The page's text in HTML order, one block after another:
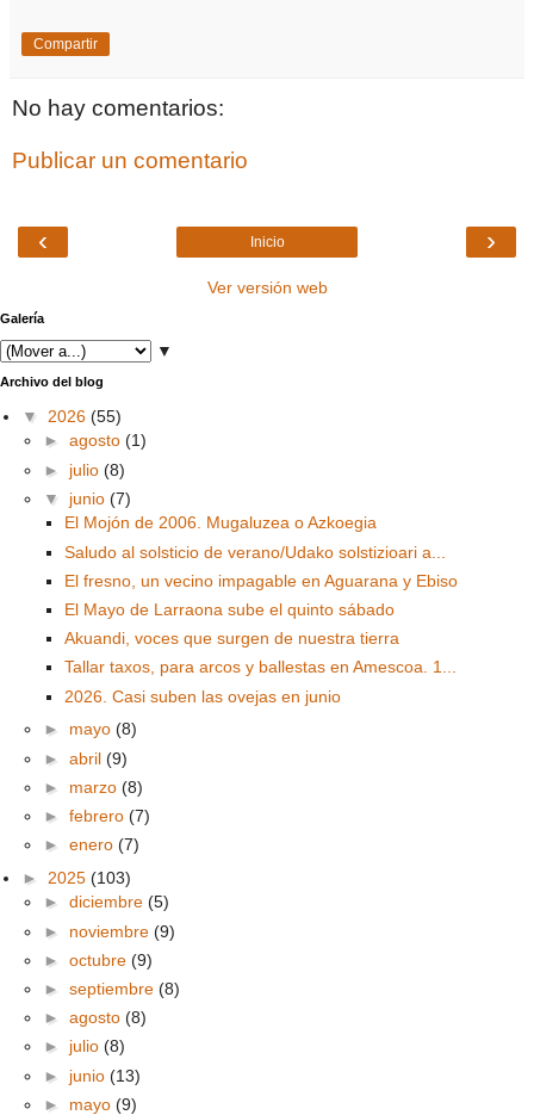
Compartir
No hay comentarios:
Publicar un comentario
‹ ›
Inicio
Ver versión web
Galería
▼
Archivo del blog
▼ 2026 (55)
► agosto (1)
► julio (8)
▼ junio (7)
El Mojón de 2006. Mugaluzea o Azkoegia
Saludo al solsticio de verano/Udako solstizioari a...
El fresno, un vecino impagable en Aguarana y Ebiso
El Mayo de Larraona sube el quinto sábado
Akuandi, voces que surgen de nuestra tierra
Tallar taxos, para arcos y ballestas en Amescoa. 1...
2026. Casi suben las ovejas en junio
► mayo (8)
► abril (9)
► marzo (8)
► febrero (7)
► enero (7)
► 2025 (103)
► diciembre (5)
► noviembre (9)
► octubre (9)
► septiembre (8)
► agosto (8)
► julio (8)
► junio (13)
► mayo (9)